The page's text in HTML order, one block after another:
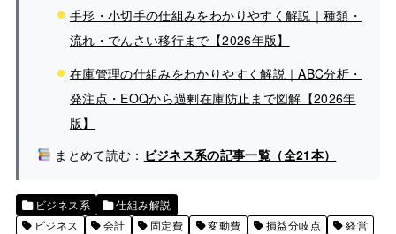
手形・小切手の仕組みをわかりやすく解説｜種類・
流れ・でんさい移行まで【2026年版】
在庫管理の仕組みをわかりやすく解説｜ABC分析・
発注点・EOQから過剰在庫防止まで図解【2026年
版】
まとめて読む： ビジネス系の記事一覧（全21本）
ビジネス系
仕組み解説
ビジネス
会計 固定費 変動費 損益分岐点
経営